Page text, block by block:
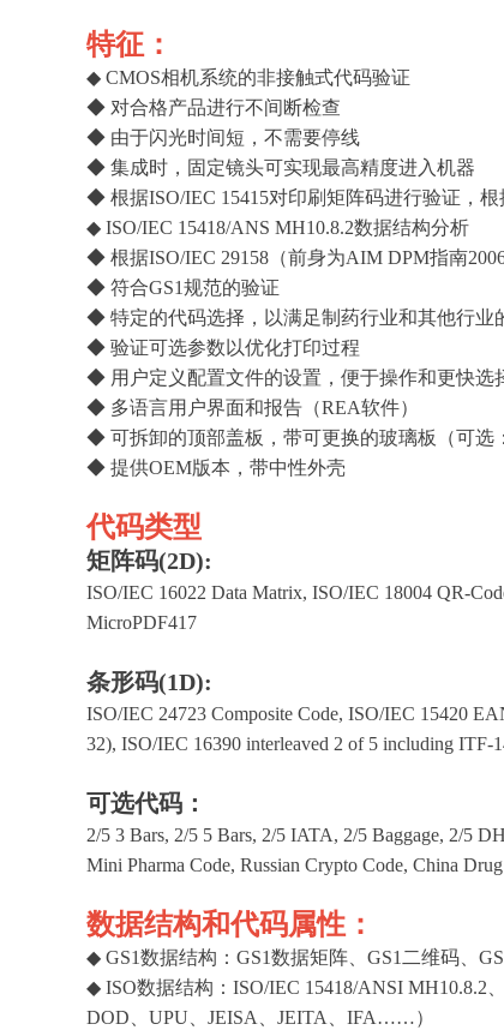
特征：
◆ CMOS相机系统的非接触式代码验证
◆ 对合格产品进行不间断检查
◆ 由于闪光时间短，不需要停线
◆ 集成时，固定镜头可实现最高精度进入机器
◆ 根据ISO/IEC 15415对印刷矩阵码进行验证，
◆ ISO/IEC 15418/ANS MH10.8.2数据结构分析
◆ 根据ISO/IEC 29158（前身为AIM DPM指南
◆ 符合GS1规范的验证
◆ 特定的代码选择，以满足制药行业和其他行业
◆ 验证可选参数以优化打印过程
◆ 用户定义配置文件的设置，便于操作和更快选
◆ 多语言用户界面和报告（REA软件）
◆ 可拆卸的顶部盖板，带可更换的玻璃板（可选
◆ 提供OEM版本，带中性外壳
代码类型
矩阵码(2D):
ISO/IEC 16022 Data Matrix, ISO/IEC 18004 QR-
MicroPDF417
条形码(1D):
ISO/IEC 24723 Composite Code, ISO/IEC 15420
32), ISO/IEC 16390 interleaved 2 of 5 including ITF-
可选代码：
2/5 3 Bars, 2/5 5 Bars, 2/5 IATA, 2/5 Baggage, 2/5
Mini Pharma Code, Russian Crypto Code, China
数据结构和代码属性：
◆ GS1数据结构：GS1数据矩阵、GS1二维码、
◆ ISO数据结构：ISO/IEC 15418/ANSI MH10.8.2
DOD、UPU、JEISA、JEITA、IFA……）